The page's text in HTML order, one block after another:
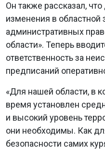
Он также рассказал,
изменения в областной
административных
области». Теперь
ответственность за
предписаний
«Для нашей области, в
время установлен
и высокий уровень
они необходимы. Как
безопасности самих